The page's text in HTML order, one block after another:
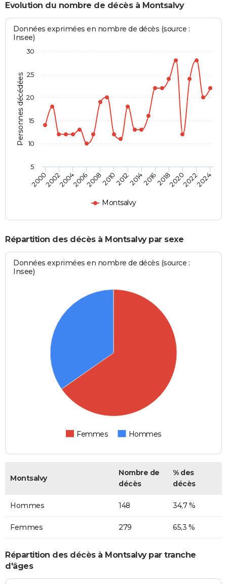
Evolution du nombre de décès à Montsalvy
Personnes décédées
Données exprimées en nombre de décès (source :
Insee)
Montsalvy
2000200220042006200820102012201420162018202020222024
5
10
15
20
25
30
Répartition des décès à Montsalvy par sexe
Données exprimées en nombre de décès (source :
Insee)
Femmes Hommes
Montsalvy
Nombre de
décès
% des
décès
Hommes 148 34,7 %
Femmes 279 65,3 %
Répartition des décès à Montsalvy par tranche
d'âges